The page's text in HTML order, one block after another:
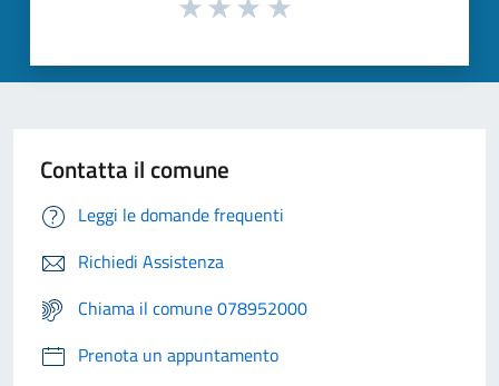
Contatta il comune
Leggi le domande frequenti
Richiedi Assistenza
Chiama il comune 078952000
Prenota un appuntamento